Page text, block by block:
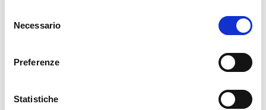
Necessario
Preferenze
Statistiche
TECHNOLOGY